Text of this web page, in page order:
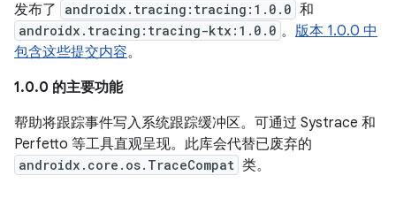
发布了
androidx.tracing:tracing:1.0.0 和
androidx.tracing:tracing-ktx:1.0.0 。 版本 1.0.0 中
包含这些提交内容。
1.0.0 的主要功能
帮助将跟踪事件写入系统跟踪缓冲区。可通过 Systrace 和
Perfetto 等工具直观呈现。此库会代替已废弃的
androidx.core.os.TraceCompat 类。